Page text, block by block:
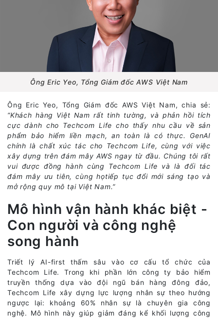
Ông Eric Yeo, Tổng Giám đốc AWS Việt Nam
Ông Eric Yeo, Tổng Giám đốc AWS Việt Nam, chia sẻ:
“Khách hàng Việt Nam rất tinh tường, và phản hồi tích
cực dành cho Techcom Life cho thấy nhu cầu về sản
phẩm bảo hiểm liền mạch, an toàn là có thực. GenAI
chính là chất xúc tác cho Techcom Life, cùng với việc
xây dựng trên đám mây AWS ngay từ đầu. Chúng tôi rất
vui được đồng hành cùng Techcom Life và là đối tác
đám mây ưu tiên, cùng họtiếp tục đổi mới sáng tạo và
mở rộng quy mô tại Việt Nam.”
Mô hình vận hành khác biệt -
Con người và công nghệ
song hành
Triết lý AI-first thấm sâu vào cơ cấu tổ chức của
Techcom Life. Trong khi phần lớn công ty bảo hiểm
truyền thống dựa vào đội ngũ bán hàng đông đảo,
Techcom Life xây dựng lực lượng nhân sự theo hướng
ngược lại: khoảng 60% nhân sự là chuyên gia công
nghệ. Mô hình này giúp giảm đáng kể khối lượng công